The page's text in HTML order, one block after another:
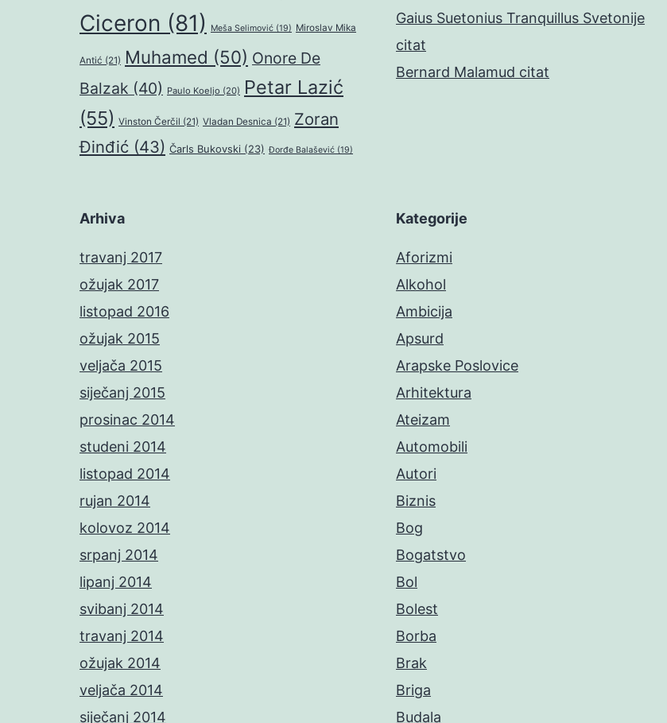
Ciceron (81) Meša Selimović (19) Miroslav Mika
Antić (21) Muhamed (50) Onore De
Balzak (40) Paulo Koeljo (20) Petar Lazić
(55) Vinston Čerčil (21) Vladan Desnica (21) Zoran
Đinđić (43) Čarls Bukovski (23) Đorđe Balašević (19)
Gaius Suetonius Tranquillus Svetonije
citat
Bernard Malamud citat
Arhiva
travanj 2017
ožujak 2017
listopad 2016
ožujak 2015
veljača 2015
siječanj 2015
prosinac 2014
studeni 2014
listopad 2014
rujan 2014
kolovoz 2014
srpanj 2014
lipanj 2014
svibanj 2014
travanj 2014
ožujak 2014
veljača 2014
siječanj 2014
Kategorije
Aforizmi
Alkohol
Ambicija
Apsurd
Arapske Poslovice
Arhitektura
Ateizam
Automobili
Autori
Biznis
Bog
Bogatstvo
Bol
Bolest
Borba
Brak
Briga
Budala